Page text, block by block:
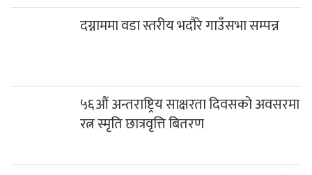
दग्नाममा वडा स्तरीय भदौरे गाउँसभा सम्पन्न
५६औं अन्तराष्ट्रिय साक्षरता दिवसको अवसरमा
रत्न स्मृति छात्रवृत्ति बितरण